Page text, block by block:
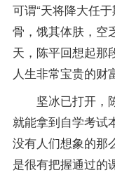
可谓“天将降大任
骨，饿其体肤，
天，陈平回想起那
人生非常宝贵的财
坚冰已打开，陈
就能拿到自学考试
没有人们想象的那
是很有把握通过的